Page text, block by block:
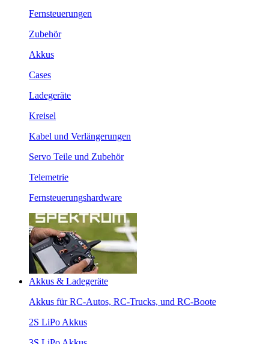
Fernsteuerungen
Zubehör
Akkus
Cases
Ladegeräte
Kreisel
Kabel und Verlängerungen
Servo Teile und Zubehör
Telemetrie
Fernsteuerungshardware
Akkus & Ladegeräte
Akkus für RC-Autos, RC-Trucks, und RC-Boote
2S LiPo Akkus